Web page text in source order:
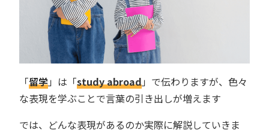
「留学」は「study abroad」で伝わりますが、色々
な表現を学ぶことで言葉の引き出しが増えます
では、どんな表現があるのか実際に解説していきま